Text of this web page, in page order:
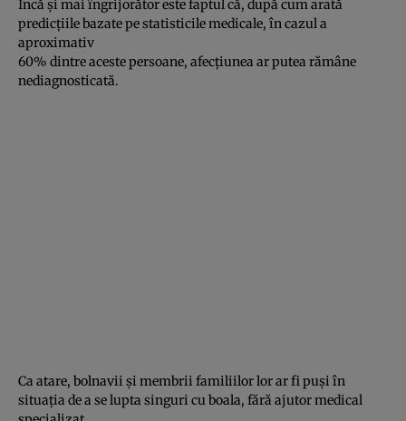
Încă şi mai îngrijorător este faptul că, după cum arată
predicţiile bazate pe statisticile medicale, în cazul a
aproximativ
60% dintre aceste persoane, afecţiunea ar putea rămâne
nediagnosticată.
Ca atare, bolnavii şi membrii familiilor lor ar fi puşi în
situaţia de a se lupta singuri cu boala, fără ajutor medical